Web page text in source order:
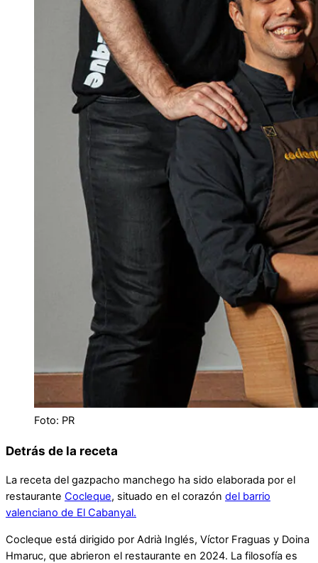
Foto: PR
Detrás de la receta
La receta del gazpacho manchego ha sido elaborada por el
restaurante Cocleque, situado en el corazón del barrio
valenciano de El Cabanyal.
Cocleque está dirigido por Adrià Inglés, Víctor Fraguas y Doina
Hmaruc, que abrieron el restaurante en 2024. La filosofía es